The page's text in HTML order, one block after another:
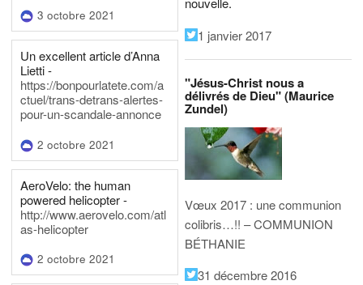
3 octobre 2021
Un excellent article d’Anna
Lietti -
https://bonpourlatete.com/a
ctuel/trans-detrans-alertes-
pour-un-scandale-annonce
2 octobre 2021
AeroVelo: the human
powered helicopter -
http://www.aerovelo.com/atl
as-helicopter
2 octobre 2021
1 janvier 2017
"Jésus-Christ nous a
délivrés de Dieu" (Maurice
Zundel)
Vœux 2017 : une communion
colibris…!! – COMMUNION
BÉTHANIE
31 décembre 2016